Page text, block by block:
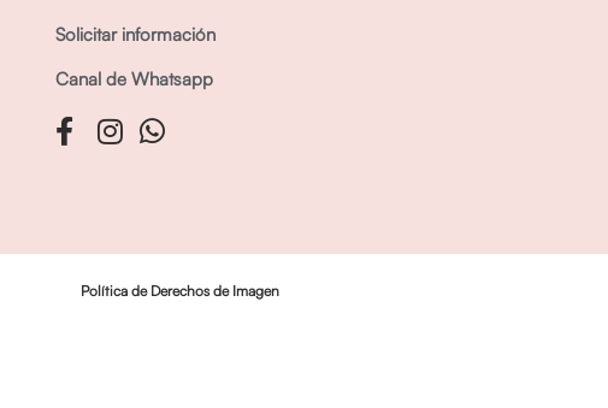
Solicitar información
Canal de Whatsapp
Política de Derechos de Imagen